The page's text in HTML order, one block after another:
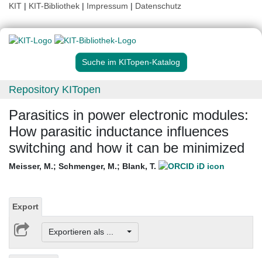
KIT | KIT-Bibliothek | Impressum | Datenschutz
Suche im KITopen-Katalog
Repository KITopen
Parasitics in power electronic modules:
How parasitic inductance influences
switching and how it can be minimized
Meisser, M.; Schmenger, M.; Blank, T.
Export
Exportieren als ...